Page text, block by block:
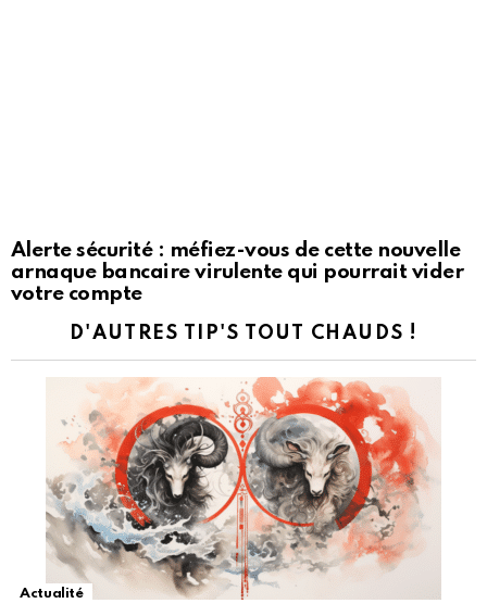
Alerte sécurité : méfiez-vous de cette nouvelle
arnaque bancaire virulente qui pourrait vider
votre compte
D'AUTRES TIP'S TOUT CHAUDS !
Actualité